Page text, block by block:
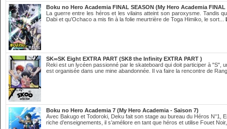
Boku no Hero Academia FINAL SEASON (My Hero Academia FINAL
La guerre entre les héros et les vilains atteint son paroxysme. Tandis
Dabi et qu’Ochaco a mis fin à la folie meurtrière de Toga Himiko, le sort...
SK∞SK Eight EXTRA PART (SK8 the Infinity EXTRA PART )
Reki est un lycéen passionné par le skateboard qui doit participer à "S",
est organisée dans une mine abandonnée. Il va faire la rencontre de
Boku no Hero Academia 7 (My Hero Academia - Saison 7)
Avec Bakugo et Todoroki, Deku fait son stage au bureau du Héros N°1,
riche d’enseignements, il s’améliore en tant que héros et utilise Fouet